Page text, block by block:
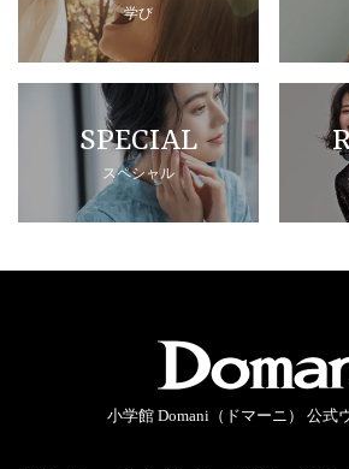
学び
SPECIAL
スペシャル
小学館 Domani（ドマーニ） 公式